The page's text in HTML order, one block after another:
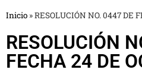
Inicio »RESOLUCIÓN NO. 0447 DE
RESOLUCIÓN
FECHA 24 DE